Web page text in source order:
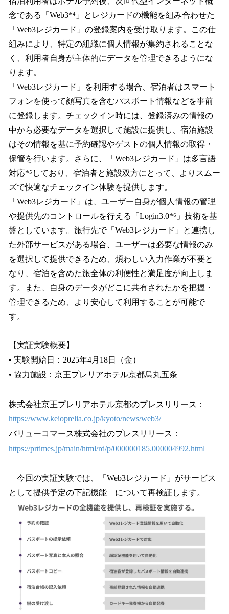
念である「Web3*⁴」とレジカードの機能を組み合わせた
「Web3レジカード」の登録案内を受け取ります。この仕
組みにより、特定の組織に個人情報が集約されることな
く、利用者自身が主体的にデータを管理できるようにな
ります。
「Web3レジカード」を利用する場合、宿泊者はスマート
フォンを使って顔写真を含むパスポート情報などを事前
に登録します。チェックイン時には、登録済みの情報の
中から必要なデータを選択して施設に提供し、宿泊施設
はその情報を基に予約確認やゲストの個人情報の取得・
保管を行います。さらに、「Web3レジカード」は多言語
対応*⁵しており、宿泊者と施設双方にとって、よりスムー
ズで快適なチェックイン体験を提供します。
「Web3レジカード」は、ユーザー自身が個人情報の管理
や提供先のコントロールを行える「Login3.0*⁶」技術を基
盤としています。旅行先で「Web3レジカード」と連携し
た外部サービスがある場合、ユーザーは必要な情報のみ
を選択して提供できるため、煩わしい入力作業が不要と
なり、宿泊を含めた旅全体の利便性と満足度が向上しま
す。また、自身のデータがどこに共有されたかを把握・
管理できるため、より安心して利用することが可能で
す。
【実証実験概要】
• 実験開始日：2025年4月18日（金）
• 協力施設：京王プレリアホテル京都烏丸五条
株式会社京王プレリアホテル京都のプレスリリース：
https://www.keioprelia.co.jp/kyoto/news/web3/
バリューコマース株式会社のプレスリリース：
https://prtimes.jp/main/html/rd/p/000000185.000004992.html
今回の実証実験では、「Web3レジカード」がサービス
として提供予定の下記機能 について再検証します。